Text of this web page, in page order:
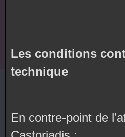
Les conditions
technique
En contre-point de